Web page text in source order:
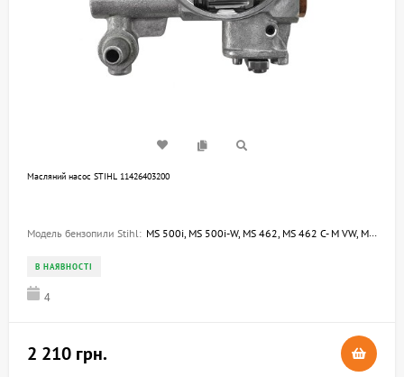
Масляний насос STIHL 11426403200
Модель бензопили Stihl: MS 500i, MS 500i-W, MS 462, MS 462 C- M VW, MS 462 C-M
В НАЯВНОСТІ
4
2 210 грн.